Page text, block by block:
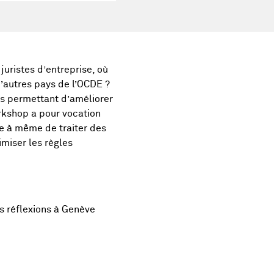
d’entreprise, où
pays de l’OCDE ?
permettant d’améliorer
a pour vocation
à même de traiter des
les règles
réflexions à Genève